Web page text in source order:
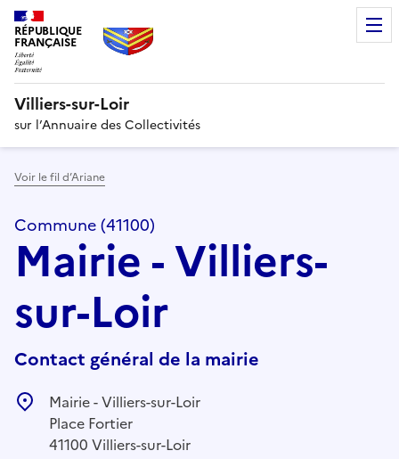
RÉPUBLIQUE
FRANÇAISE
Villiers-sur-Loir
sur l’Annuaire des Collectivités
Voir le fil d’Ariane
Commune (41100)
Mairie - Villiers-
sur-Loir
Contact général de la mairie
Mairie - Villiers-sur-Loir
Place Fortier
41100 Villiers-sur-Loir